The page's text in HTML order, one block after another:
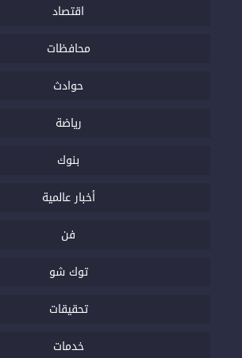
اقتصاد
محافظات
حوادث
رياضة
بنوك
أخبار عالمية
فن
توك شو
تحقيقات
خدمات